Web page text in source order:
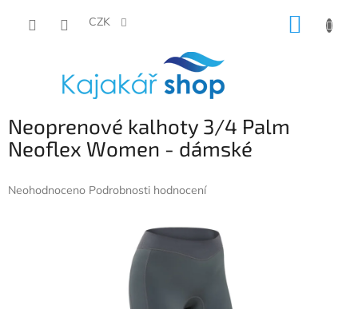
CZK
Neoprenové kalhoty 3/4 Palm
Neoflex Women - dámské
Průměrné
Neohodnoceno Podrobnosti hodnocení